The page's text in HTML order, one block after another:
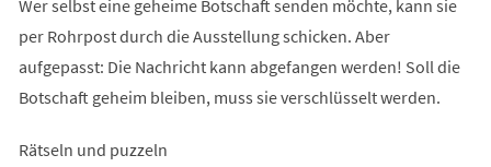
Wer selbst eine geheime Botschaft senden möchte, kann sie
per Rohrpost durch die Ausstellung schicken. Aber
aufgepasst: Die Nachricht kann abgefangen werden! Soll die
Botschaft geheim bleiben, muss sie verschlüsselt werden.
Rätseln und puzzeln